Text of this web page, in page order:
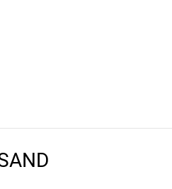
kann. Einen Fehler gefunden?